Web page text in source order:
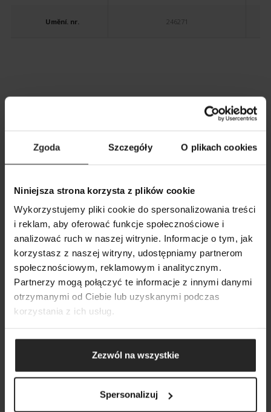
Zgoda Szczegóły O plikach cookies
Niniejsza strona korzysta z plików cookie
Wykorzystujemy pliki cookie do spersonalizowania treści
i reklam, aby oferować funkcje społecznościowe i
analizować ruch w naszej witrynie. Informacje o tym, jak
korzystasz z naszej witryny, udostępniamy partnerom
społecznościowym, reklamowym i analitycznym.
Partnerzy mogą połączyć te informacje z innymi danymi
otrzymanymi od Ciebie lub uzyskanymi podczas
korzystania z ich usług.
Zezwól na wszystkie
Spersonalizuj
Umění. nr. 246271
VÍCEBAREVNÝ QUARTZ
Přírodní vícebarevné substráty
ZOBRAZIT SEZNAM
PŘIDAT DALŠÍ
ZOBRAZIT SROVNÁNÍ
PŘIDAT DALŠÍ
PŘIDAT DALŠÍ
VYHLEDÁVÁNÍ